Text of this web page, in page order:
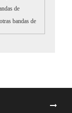
de
bandas de
a los